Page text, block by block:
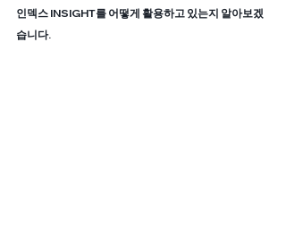
인덱스 INSIGHT를 어떻게 활용하고 있는지 알아보겠
습니다.